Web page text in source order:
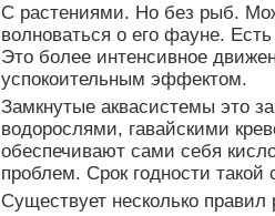
С растениями. Но без рыб.
волноваться о его фауне.
Это более интенсивное
успокоительным эффектом.
Замкнутые аквасистемы это
водорослями, гавайскими
обеспечивают сами себя
проблем. Срок годности такой
Существует несколько